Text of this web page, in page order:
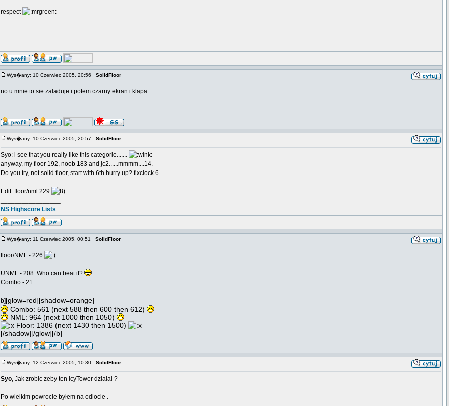
respect
Wys�any: 10 Czerwiec 2005, 20:56 SolidFloor
no u mnie to sie zaladuje i potem czarny ekran i klapa
Wys�any: 10 Czerwiec 2005, 20:57 SolidFloor
Syo: i see that you really like this categorie.......
anyway, my floor 192, noob 183 and jc2......mmmm....14.
Do you try, not solid floor, start with 6th hurry up? fixclock 6.
Edit: floor/nml 229
NS Highscore Lists
Wys�any: 11 Czerwiec 2005, 00:51 SolidFloor
floor/NML - 226
UNML - 208. Who can beat it?
Combo - 21
b][glow=red][shadow=orange]
Combo: 561 (next 588 then 600 then 612)
NML: 964 (next 1000 then 1050)
Floor: 1386 (next 1430 then 1500)
[/shadow][/glow][/b]
Wys�any: 12 Czerwiec 2005, 10:30 SolidFloor
Syo, Jak zrobic zeby ten IcyTower dzialal ?
Po wielkim powrocie byłem na odlocie .